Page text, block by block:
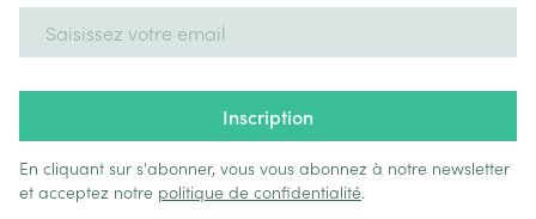
Inscription
En cliquant sur s'abonner, vous vous abonnez à notre newsletter
et acceptez notre politique de confidentialité.